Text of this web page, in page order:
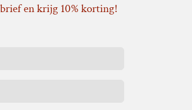
en krijg 10% korting!